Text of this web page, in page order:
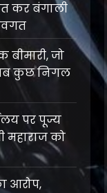
कर बंगाली
जो
सब कुछ निगल
पर पूज्य
महाराज को
आरोप,